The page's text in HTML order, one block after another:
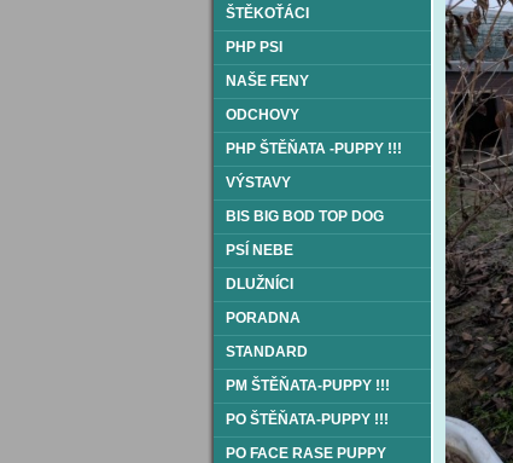
ŠTĚKOŤÁCI
PHP PSI
NAŠE FENY
ODCHOVY
PHP ŠTĚŇATA -PUPPY !!!
VÝSTAVY
BIS BIG BOD TOP DOG
PSÍ NEBE
DLUŽNÍCI
PORADNA
STANDARD
PM ŠTĚŇATA-PUPPY !!!
PO ŠTĚŇATA-PUPPY !!!
PO FACE RASE PUPPY